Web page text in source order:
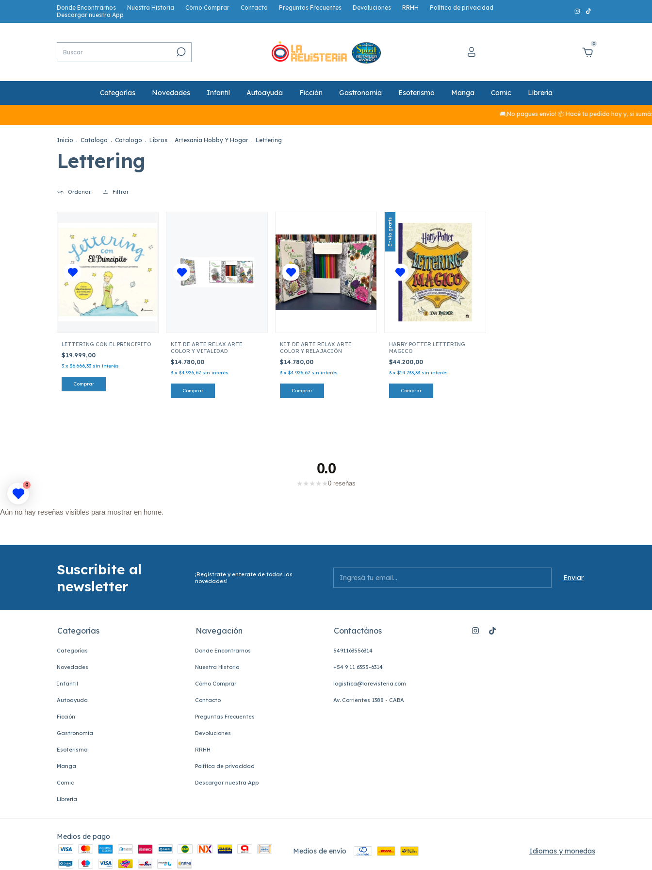
Donde Encontrarnos Nuestra Historia Cómo Comprar Contacto Preguntas Frecuentes Devoluciones RRHH
Política de privacidad
Descargar nuestra App
0
Categorías Novedades Infantil Autoayuda Ficción Gastronomía Esoterismo Manga Comic Librería
🚚¡No pagues envío! 📦 Hacé tu pedido hoy y, si
Inicio . Catalogo . Catalogo . Libros . Artesania Hobby Y Hogar . Lettering
Lettering
Ordenar Filtrar
LETTERING CON EL PRINCIPITO
$19.999,00
3 x $6.666,33 sin interés
KIT DE ARTE RELAX ARTE
COLOR Y VITALIDAD
$14.780,00
3 x $4.926,67 sin interés
KIT DE ARTE RELAX ARTE
COLOR Y RELAJACIÓN
$14.780,00
3 x $4.926,67 sin interés
Envío gratis
HARRY POTTER LETTERING
MAGICO
$44.200,00
3 x $14.733,33 sin interés
0.0
★ ★ ★ ★ ★0 reseñas
Aún no hay reseñas visibles para mostrar en home.
Suscribite al
newsletter
¡Registrate y enterate de todas las
novedades!
Categorías
Categorías
Novedades
Infantil
Autoayuda
Ficción
Gastronomía
Esoterismo
Manga
Comic
Librería
Navegación
Donde Encontrarnos
Nuestra Historia
Cómo Comprar
Contacto
Preguntas Frecuentes
Devoluciones
RRHH
Política de privacidad
Descargar nuestra App
Contactános
5491163556314
+54 9 11 6355-6314
logistica@larevisteria.com
Av. Corrientes 1388 - CABA
Medios de pago
Medios de envío
Idiomas y monedas
0